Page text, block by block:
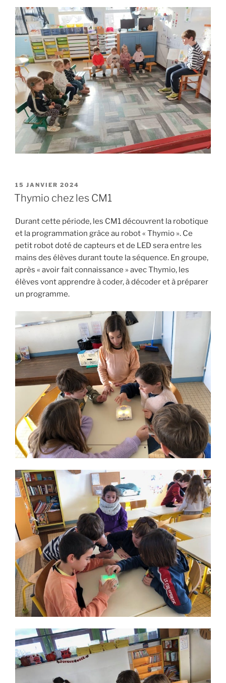
PUBLIÉ
LE
15 JANVIER 2024
Thymio chez les CM1
Durant cette période, les CM1 découvrent la robotique
et la programmation grâce au robot « Thymio ». Ce
petit robot doté de capteurs et de LED sera entre les
mains des élèves durant toute la séquence. En groupe,
après « avoir fait connaissance » avec Thymio, les
élèves vont apprendre à coder, à décoder et à préparer
un programme.